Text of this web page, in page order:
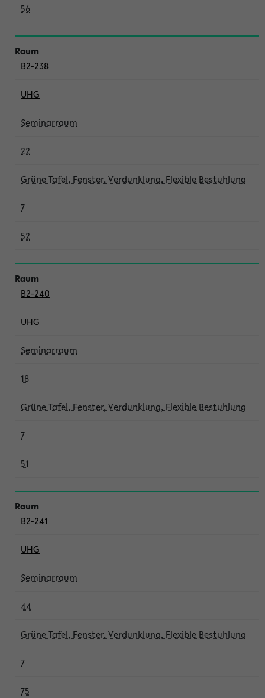
56
B2-238
UHG
Seminarraum
22
Grüne Tafel, Fenster, Verdunklung, Flexible Bestuhlung
7
52
B2-240
UHG
Seminarraum
18
Grüne Tafel, Fenster, Verdunklung, Flexible Bestuhlung
7
51
B2-241
UHG
Seminarraum
44
Grüne Tafel, Fenster, Verdunklung, Flexible Bestuhlung
7
75